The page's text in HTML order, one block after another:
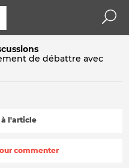
de débattre avec
à l'article
commenter